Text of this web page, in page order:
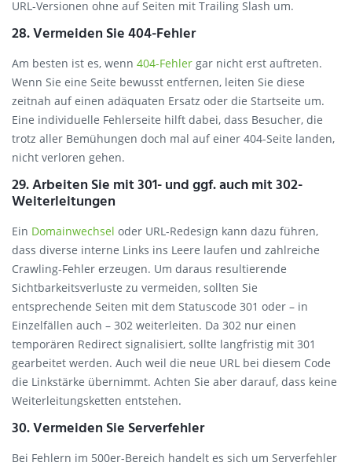
URL-Versionen ohne auf Seiten mit Trailing Slash um.
28. Vermeiden Sie 404-Fehler
Am besten ist es, wenn 404-Fehler gar nicht erst auftreten.
Wenn Sie eine Seite bewusst entfernen, leiten Sie diese
zeitnah auf einen adäquaten Ersatz oder die Startseite um.
Eine individuelle Fehlerseite hilft dabei, dass Besucher, die
trotz aller Bemühungen doch mal auf einer 404-Seite landen,
nicht verloren gehen.
29. Arbeiten Sie mit 301- und ggf. auch mit 302-
Weiterleitungen
Ein Domainwechsel oder URL-Redesign kann dazu führen,
dass diverse interne Links ins Leere laufen und zahlreiche
Crawling-Fehler erzeugen. Um daraus resultierende
Sichtbarkeitsverluste zu vermeiden, sollten Sie
entsprechende Seiten mit dem Statuscode 301 oder – in
Einzelfällen auch – 302 weiterleiten. Da 302 nur einen
temporären Redirect signalisiert, sollte langfristig mit 301
gearbeitet werden. Auch weil die neue URL bei diesem Code
die Linkstärke übernimmt. Achten Sie aber darauf, dass keine
Weiterleitungsketten entstehen.
30. Vermeiden Sie Serverfehler
Bei Fehlern im 500er-Bereich handelt es sich um Serverfehler